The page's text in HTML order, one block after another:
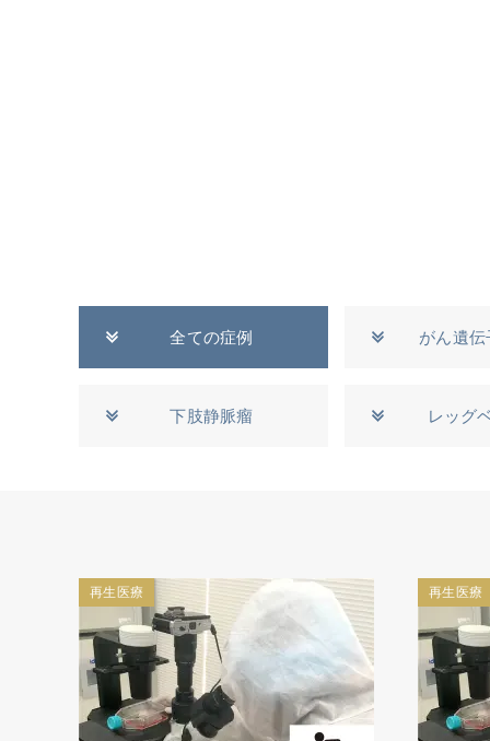
全ての症例 がん遺
下肢静脈瘤 レッグ
再生医療 再生医療